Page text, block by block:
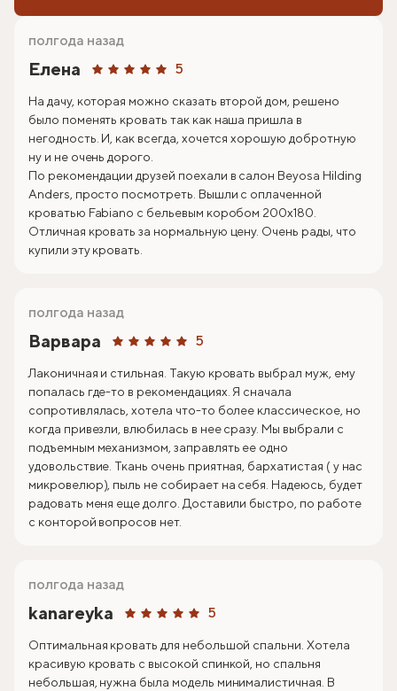
Елена 5
полгода назад
На дачу, которая можно сказать второй дом, решено
было поменять кровать так как наша пришла в
негодность. И, как всегда, хочется хорошую добротную
ну и не очень дорого.
По рекомендации друзей поехали в салон Beyosa Hilding
Anders, просто посмотреть. Вышли с оплаченной
кроватью Fabiano с бельевым коробом 200х180.
Отличная кровать за нормальную цену. Очень рады, что
купили эту кровать.
Варвара 5
полгода назад
Лаконичная и стильная. Такую кровать выбрал муж, ему
попалась где-то в рекомендациях. Я сначала
сопротивлялась, хотела что-то более классическое, но
когда привезли, влюбилась в нее сразу. Мы выбрали с
подъемным механизмом, заправлять ее одно
удовольствие. Ткань очень приятная, бархатистая ( у нас
микровелюр), пыль не собирает на себя. Надеюсь, будет
радовать меня еще долго. Доставили быстро, по работе
с конторой вопросов нет.
kanareyka 5
полгода назад
Оптимальная кровать для небольшой спальни. Хотела
красивую кровать с высокой спинкой, но спальня
небольшая, нужна была модель минималистичная. В